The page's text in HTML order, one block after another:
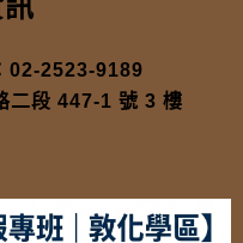
02-2523-9189
二段 447-1 號 3 樓